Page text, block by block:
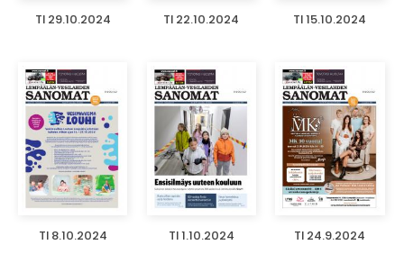
TI 29.10.2024 TI 22.10.2024 TI 15.10.2024
TI 8.10.2024 TI 1.10.2024 TI 24.9.2024